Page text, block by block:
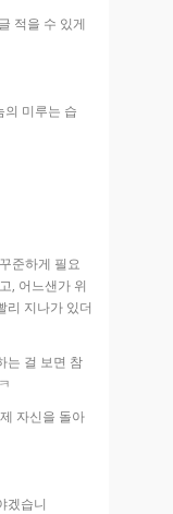
적을 수 있게
미루는 습
준하게 필요
, 어느샌가 위
리 지나가 있더
는 걸 보면 참
자신을 돌아
겠습니